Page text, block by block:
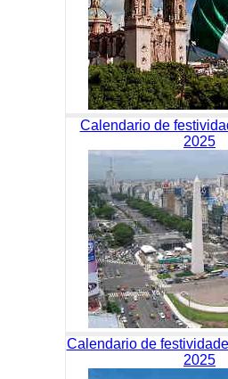
Calendario de
2025
Calendario de
2025